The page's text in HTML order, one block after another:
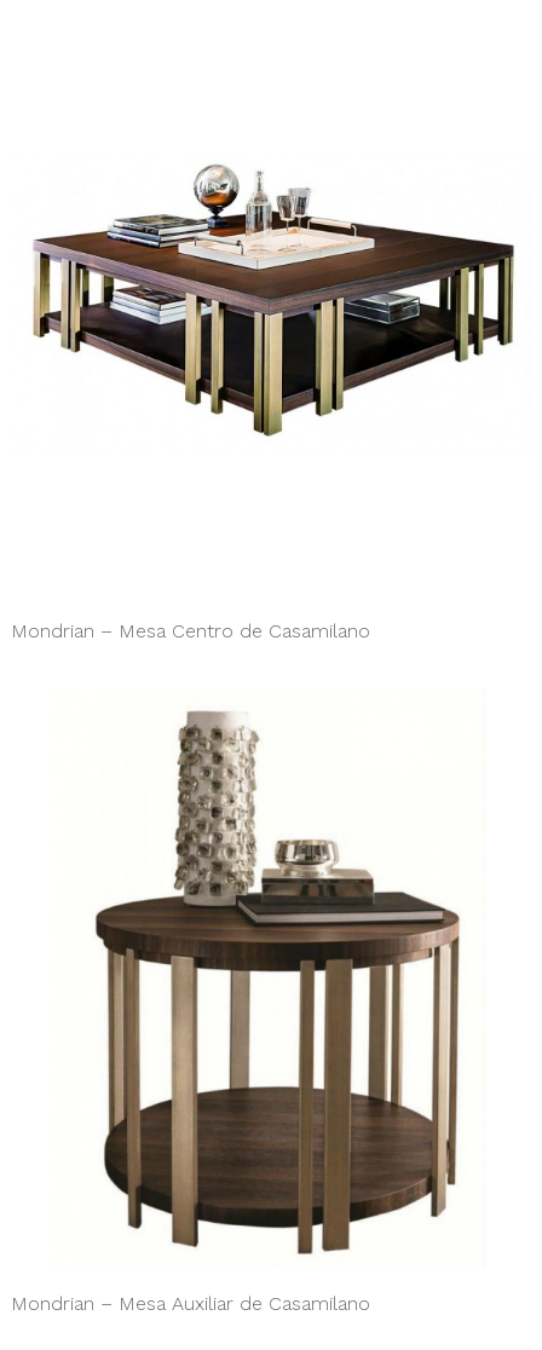
Mondrian – Mesa Centro de Casamilano
Mondrian – Mesa Auxiliar de Casamilano